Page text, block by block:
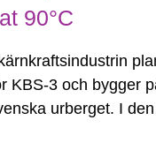
90°C
KBS-3 och bygger
urberget. I den